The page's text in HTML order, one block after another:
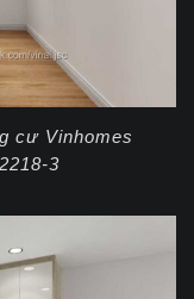
cư Vinhomes
3